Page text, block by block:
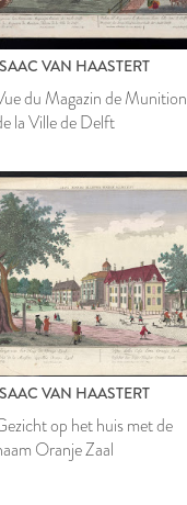
VAN HAASTERT
du Magazin de Munition
la Ville de Delft
VAN HAASTERT
op het huis met de
Oranje Zaal